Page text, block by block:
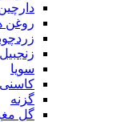
روغن
زنجبیل
سویا
کاسنی
گزنه
گل